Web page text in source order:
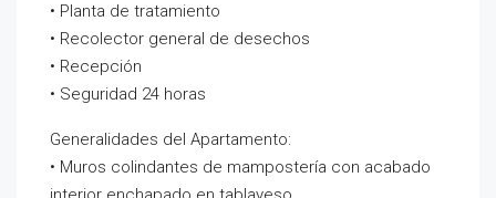
• Planta de tratamiento
• Recolector general de desechos
• Recepción
• Seguridad 24 horas
Generalidades del Apartamento:
• Muros colindantes de mampostería con acabado